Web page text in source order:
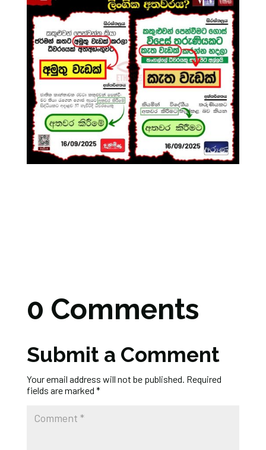
0 Comments
Submit a Comment
Your email address will not be published. Required
fields are marked *